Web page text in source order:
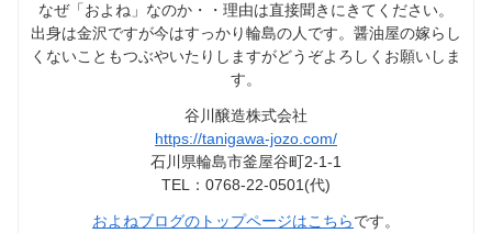
なぜ「およね」なのか・・理由は直接聞きにきてください。
出身は金沢ですが今はすっかり輪島の人です。醤油屋の嫁らし
くないこともつぶやいたりしますがどうぞよろしくお願いしま
す。
谷川醸造株式会社
https://tanigawa-jozo.com/
石川県輪島市釜屋谷町2-1-1
TEL：0768-22-0501(代)
およねブログのトップページはこちらです。